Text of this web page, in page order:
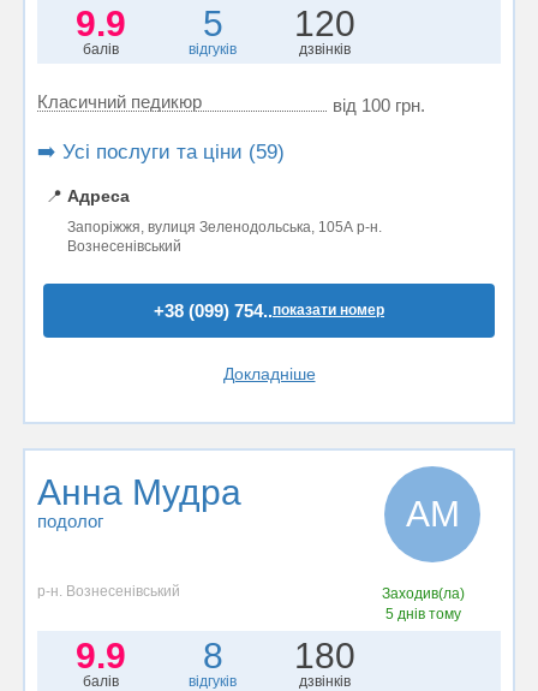
9.9
балів
5
відгуків
120
дзвінків
Класичний педикюр від 100 грн.
➡️ Усі послуги та ціни (59)
📍 Адреса
Запоріжжя, вулиця Зеленодольська, 105А р-н.
Вознесенівський
+38 (099) 754..показати номер
Докладніше
Анна Мудра
подолог АМ
р-н. Вознесенівський
Заходив(ла)
5 днів тому
9.9
балів
8
відгуків
180
дзвінків